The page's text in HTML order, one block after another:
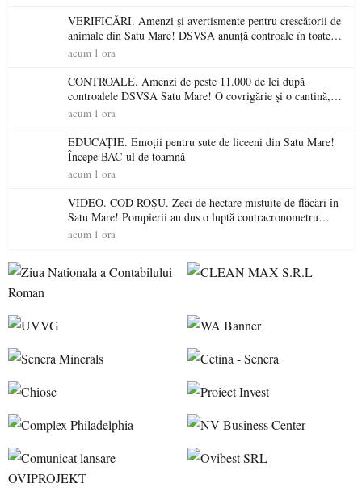
VERIFICĂRI. Amenzi și avertismente pentru crescătorii de
animale din Satu Mare! DSVSA anunță controale în toate
gospodăriile și face apel la respectarea legii
acum 1 ora
CONTROALE. Amenzi de peste 11.000 de lei după
controalele DSVSA Satu Mare! O covrigărie și o cantină,
sancționate pentru nereguli
acum 1 ora
EDUCAȚIE. Emoții pentru sute de liceeni din Satu Mare!
Începe BAC-ul de toamnă
acum 1 ora
VIDEO. COD ROȘU. Zeci de hectare mistuite de flăcări în
Satu Mare! Pompierii au dus o luptă contracronometru
pentru a salva o pădure de la dezastru
acum 1 ora